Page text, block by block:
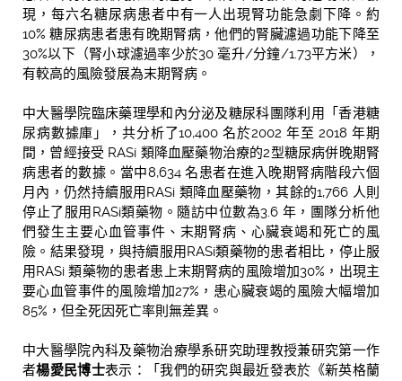
現，每六名糖尿病患者中有一人出現腎功能急劇下降。約
10% 糖尿病患者患有晚期腎病，他們的腎臟濾過功能下降至
30%以下（腎小球濾過率少於30 毫升/分鐘/1.73平方米），
有較高的風險發展為末期腎病。
中大醫學院臨床藥理學和內分泌及糖尿科團隊利用「香港糖
尿病數據庫」，共分析了10,400 名於2002 年至 2018 年期
間，曾經接受 RASi 類降血壓藥物治療的2型糖尿病併晚期腎
病患者的數據。當中8,634 名患者在進入晚期腎病階段六個
月內，仍然持續服用RASi 類降血壓藥物，其餘的1,766 人則
停止了服用RASi類藥物。隨訪中位數為3.6 年，團隊分析他
們發生主要心血管事件、末期腎病、心臟衰竭和死亡的風
險。結果發現，與持續服用RASi類藥物的患者相比，停止服
用RASi 類藥物的患者患上末期腎病的風險增加30%，出現主
要心血管事件的風險增加27%，患心臟衰竭的風險大幅增加
85%，但全死因死亡率則無差異。
中大醫學院內科及藥物治療學系研究助理教授兼研究第一作
者楊愛民博士表示：「我們的研究與最近發表於《新英格蘭